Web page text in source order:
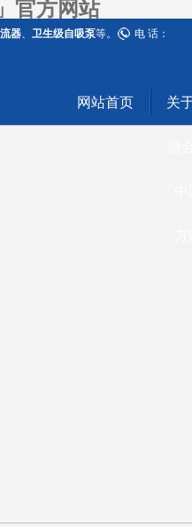
官方网站
器、 卫生级自吸泵等。 电 话：
网站首页 关